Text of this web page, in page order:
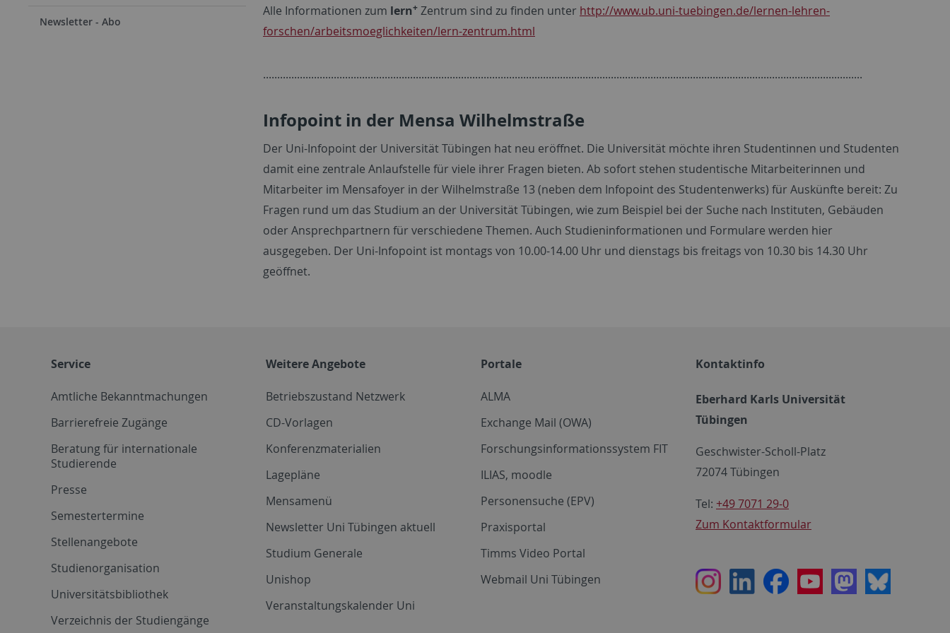
Newsletter - Abo
Alle Informationen zum lern+ Zentrum sind zu finden unter http://www.ub.uni-tuebingen.de/lernen-lehren-
forschen/arbeitsmoeglichkeiten/lern-zentrum.html
....................................................................................................................................................................................................................
Infopoint in der Mensa Wilhelmstraße
Der Uni-Infopoint der Universität Tübingen hat neu eröffnet. Die Universität möchte ihren Studentinnen und Studenten
damit eine zentrale Anlaufstelle für viele ihrer Fragen bieten. Ab sofort stehen studentische Mitarbeiterinnen und
Mitarbeiter im Mensafoyer in der Wilhelmstraße 13 (neben dem Infopoint des Studentenwerks) für Auskünfte bereit: Zu
Fragen rund um das Studium an der Universität Tübingen, wie zum Beispiel bei der Suche nach Instituten, Gebäuden
oder Ansprechpartnern für verschiedene Themen. Auch Studieninformationen und Formulare werden hier
ausgegeben. Der Uni-Infopoint ist montags von 10.00-14.00 Uhr und dienstags bis freitags von 10.30 bis 14.30 Uhr
geöffnet.
Service
Amtliche Bekanntmachungen
Barrierefreie Zugänge
Beratung für internationale
Studierende
Presse
Semestertermine
Stellenangebote
Studienorganisation
Universitätsbibliothek
Verzeichnis der Studiengänge
Weitere Angebote
Betriebszustand Netzwerk
CD-Vorlagen
Konferenzmaterialien
Lagepläne
Mensamenü
Newsletter Uni Tübingen aktuell
Studium Generale
Unishop
Veranstaltungskalender Uni
Portale
ALMA
Exchange Mail (OWA)
Forschungsinformationssystem FIT
ILIAS, moodle
Personensuche (EPV)
Praxisportal
Timms Video Portal
Webmail Uni Tübingen
Kontaktinfo
Eberhard Karls Universität
Tübingen
Geschwister-Scholl-Platz
72074 Tübingen
Tel: +49 7071 29-0
Zum Kontaktformular
InstagramLinkedInFacebookYoutubeMastodon
Bluesky